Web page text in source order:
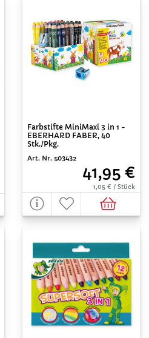
Farbstifte MiniMaxi 3 in 1 -
EBERHARD FABER, 40
Stk./Pkg.
Art. Nr. 503432
41,95 €
1,05 € / Stück